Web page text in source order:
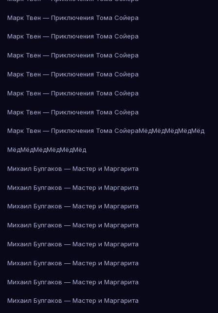
Марк Твен — Приключения Тома Сойера
Марк Твен — Приключения Тома Сойера
Марк Твен — Приключения Тома Сойера
Марк Твен — Приключения Тома Сойера
Марк Твен — Приключения Тома Сойера
Марк Твен — Приключения Тома Сойера
Марк Твен — Приключения Тома СойераМёдМёдМёдМёдМёд
МёдМёдМёдМёдМёдМёд
Михаил Булгаков — Мастер и Маргарита
Михаил Булгаков — Мастер и Маргарита
Михаил Булгаков — Мастер и Маргарита
Михаил Булгаков — Мастер и Маргарита
Михаил Булгаков — Мастер и Маргарита
Михаил Булгаков — Мастер и Маргарита
Михаил Булгаков — Мастер и Маргарита
Михаил Булгаков — Мастер и Маргарита